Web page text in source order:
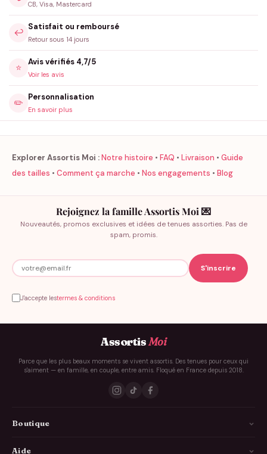
CB, Visa, Mastercard
↩️
Satisfait ou remboursé
Retour sous 14 jours
⭐
Avis vérifiés 4,7/5
Voir les avis
✏️
Personnalisation
En savoir plus
Explorer Assortis Moi :Notre histoire • FAQ • Livraison • Guide
des tailles • Comment ça marche • Nos engagements • Blog
Rejoignez la famille Assortis Moi 💌
Nouveautés, promos exclusives et idées de tenues assorties. Pas de
spam, promis.
J'accepte lestermes & conditions
AssortisMoi
Parce que les plus beaux moments se vivent assortis. Des tenues pour ceux qui
s'aiment — en famille, en couple, entre amis. Floqué en France depuis 2018.
Boutique
Aide